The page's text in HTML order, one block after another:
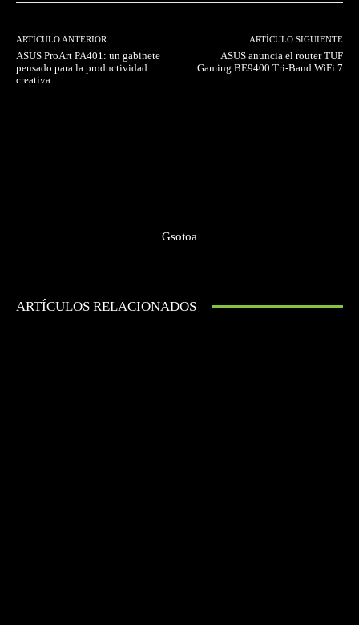
ARTÍCULO ANTERIOR
ASUS ProArt PA401: un gabinete
pensado para la productividad
creativa
ARTÍCULO SIGUIENTE
ASUS anuncia el router TUF
Gaming BE9400 Tri-Band WiFi 7
Gsotoa
ARTÍCULOS RELACIONADOS